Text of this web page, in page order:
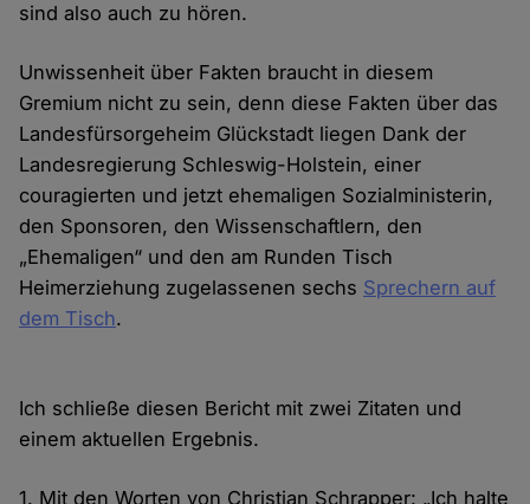
sind also auch zu hören.
Unwissenheit über Fakten braucht in diesem
Gremium nicht zu sein, denn diese Fakten über das
Landesfürsorgeheim Glückstadt liegen Dank der
Landesregierung Schleswig-Holstein, einer
couragierten und jetzt ehemaligen Sozialministerin,
den Sponsoren, den Wissenschaftlern, den
„Ehemaligen“ und den am Runden Tisch
Heimerziehung zugelassenen sechs Sprechern auf
dem Tisch.
Ich schließe diesen Bericht mit zwei Zitaten und
einem aktuellen Ergebnis.
1. Mit den Worten von Christian Schrapper: „Ich halte